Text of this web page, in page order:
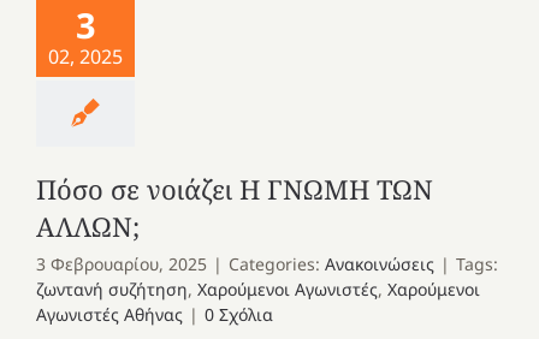
3
02, 2025
Πόσο σε νοιάζει Η ΓΝΩΜΗ ΤΩΝ
ΑΛΛΩΝ;
3 Φεβρουαρίου, 2025 | Categories: Ανακοινώσεις | Tags:
ζωντανή συζήτηση, Χαρούμενοι Αγωνιστές, Χαρούμενοι
Αγωνιστές Αθήνας | 0 Σχόλια